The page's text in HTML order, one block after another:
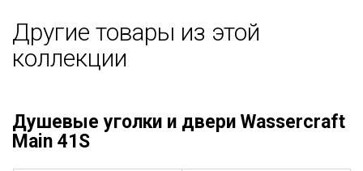
Другие товары из этой
коллекции
Душевые уголки и двери Wassercraft
Main 41S